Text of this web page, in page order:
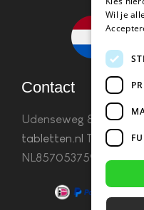
Contact
Udenseweg 8B 5405
tabletten.nl Tel. 085
NL857053759B01
Wil je